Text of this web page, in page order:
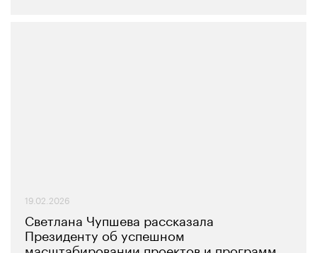
19.02.2026
Светлана Чупшева рассказала
Президенту об успешном
масштабировании проектов и программ